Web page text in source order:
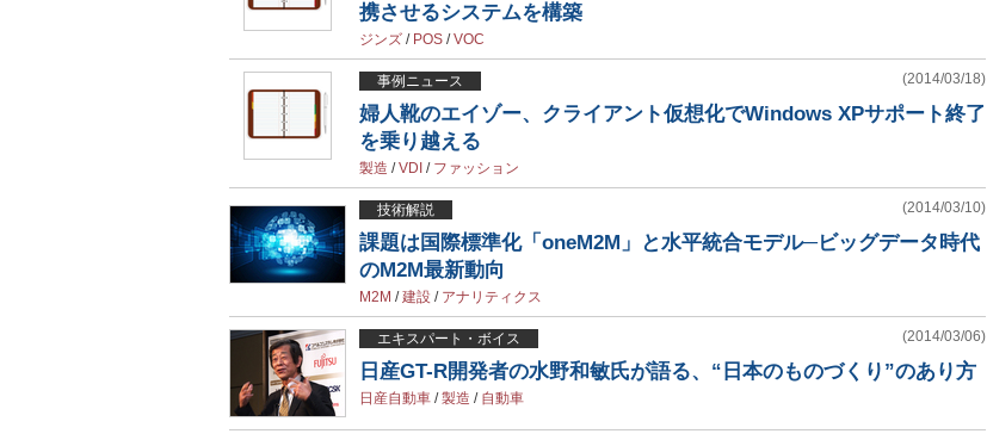
携させるシステムを構築
ジンズ / POS /VOC
事例ニュース (2014/03/18)
婦人靴のエイゾー、クライアント仮想化でWindows XPサポート終了
を乗り越える
製造 /VDI / ファッション
技術解説 (2014/03/10)
課題は国際標準化「oneM2M」と水平統合モデル─ビッグデータ時代
のM2M最新動向
M2M /建設 / アナリティクス
エキスパート・ボイス (2014/03/06)
日産GT-R開発者の水野和敏氏が語る、“日本のものづくり”のあり方
日産自動車 /製造 / 自動車